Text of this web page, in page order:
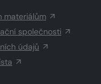
materiálům
společnosti
údajů